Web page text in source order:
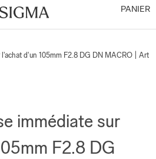
PANIER
d'un 105mm F2.8 DG DN MACRO | Art
immédiate sur
F2.8 DG